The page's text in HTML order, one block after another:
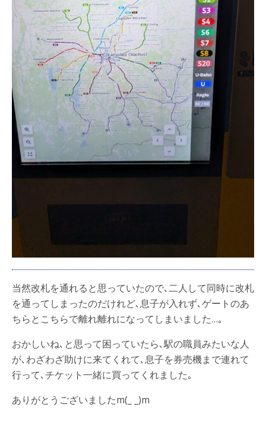
当然改札を通れると思っていたので､二人して同時に改札
を通ってしまったのだけれど､息子が入れず､ゲートのあ
ちらとこちらで離れ離れになってしまいました…｡
おかしいね､と思って困っていたら､駅の職員みたいな人
が､わざわざ助けに来てくれて､息子を券売機まで連れて
行って､チケット一緒に買ってくれました｡
ありがとうございましたm(_ _)m